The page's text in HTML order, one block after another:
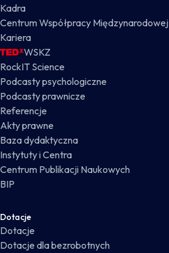
Kadra
Centrum Współpracy Międzynarodowej
Kariera
WSKZ
RockIT Science
Podcasty psychologiczne
Podcasty prawnicze
Referencje
Akty prawne
Baza dydaktyczna
Instytuty i Centra
Centrum Publikacji Naukowych
BIP
Dotacje
Dotacje
Dotacje dla bezrobotnych